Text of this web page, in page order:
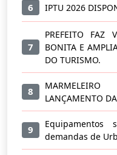
6 IPTU 2026
7
PREFEITO FAZ
BONITA E
DO TURISMO.
8
LANÇAMENTO
9
demandas de